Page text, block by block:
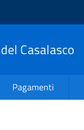
Casalasco
Pagamenti